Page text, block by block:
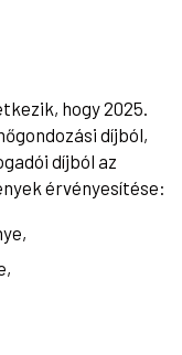
hogy 2025.
díjból,
díjból az
érvényesítése: